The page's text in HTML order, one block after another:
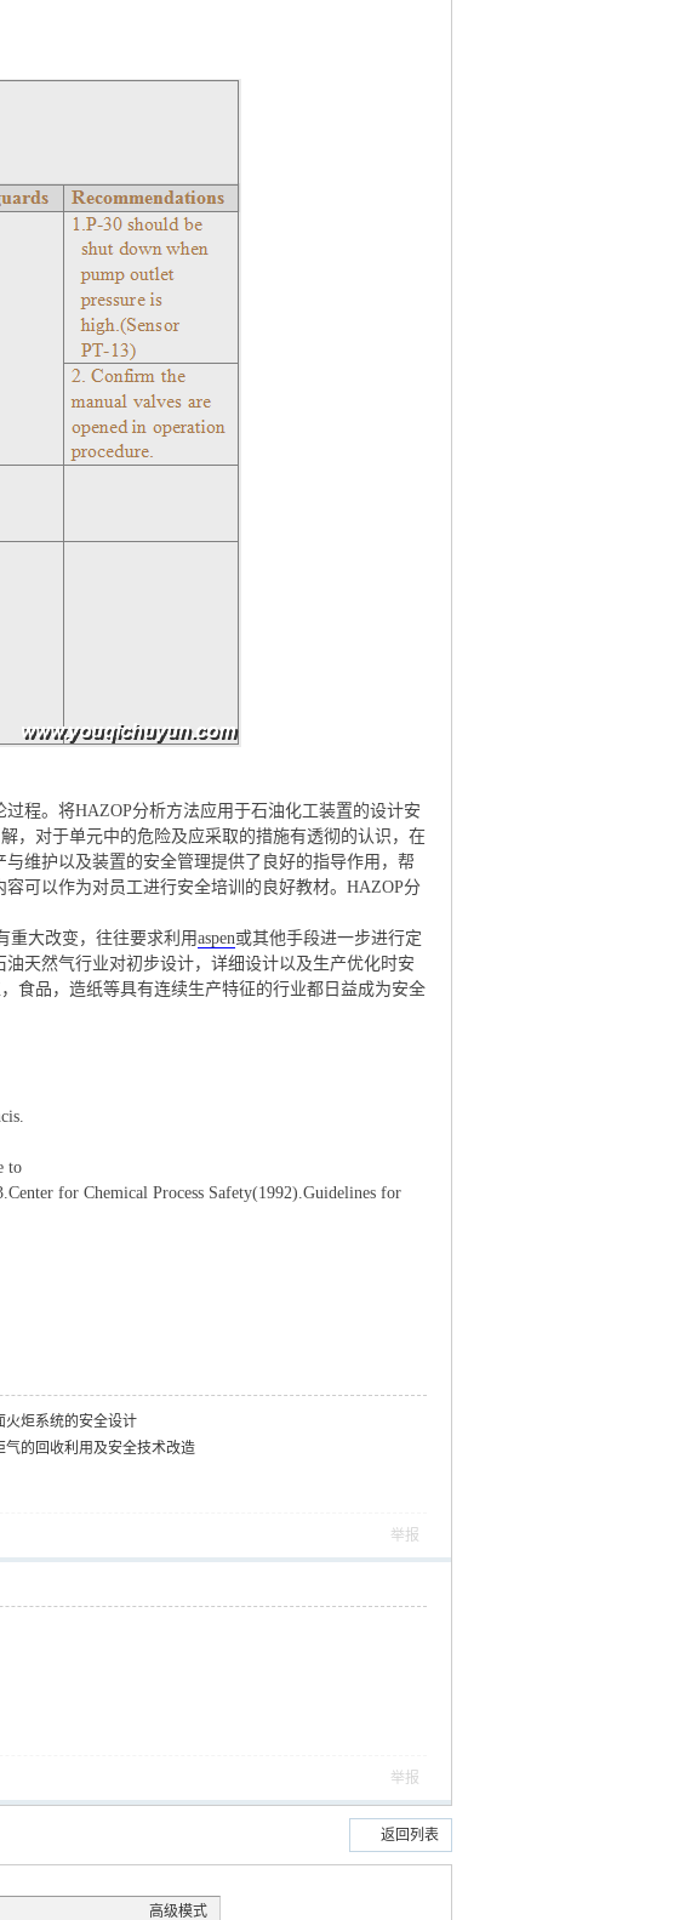
程。将HAZOP分析方法应用于石油化工装置的设计安
，对于单元中的危险及应采取的措施有透彻的认识，在
维护以及装置的安全管理提供了良好的指导作用，帮
可以作为对员工进行安全培训的良好教材。HAZOP分
重大改变，往往要求利用aspen或其他手段进一步进行定
天然气行业对初步设计，详细设计以及生产优化时安
食品，造纸等具有连续生产特征的行业都日益成为安全
to
for Chemical Process Safety(1992).Guidelines for
火炬系统的安全设计
气的回收利用及安全技术改造
举报
举报
返回列表
高级模式